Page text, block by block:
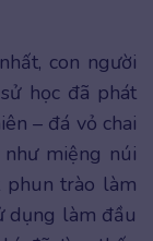
con người
học đã phát
– đá vỏ chai
như miệng núi
phun trào làm
dụng làm đầu